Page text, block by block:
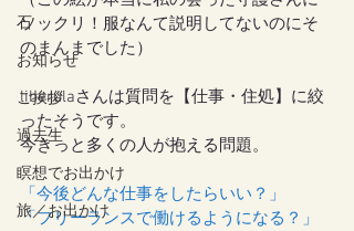
石
お知らせ
ご挨拶
過去生
瞑想でお出かけ
旅／お出かけ
ソックリ！服なんて説明してないのにそ
のまんまでした）
liberulaさんは質問を【仕事・住処】に絞
ったそうです。
今きっと多くの人が抱える問題。
「今後どんな仕事をしたらいい？」
「フリーランスで働けるようになる？」